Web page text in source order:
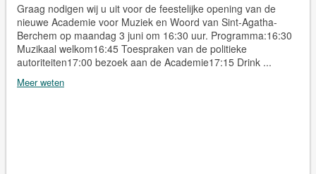
Graag nodigen wij u uit voor de feestelijke opening van de
nieuwe Academie voor Muziek en Woord van Sint-Agatha-
Berchem op maandag 3 juni om 16:30 uur. Programma:16:30
Muzikaal welkom16:45 Toespraken van de politieke
autoriteiten17:00 bezoek aan de Academie17:15 Drink ...
Meer weten